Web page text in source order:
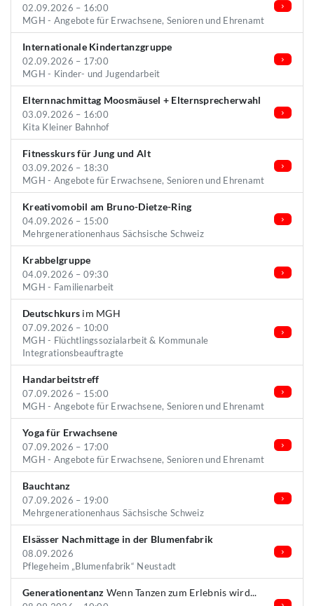
02.09.2026 – 16:00
MGH - Angebote für Erwachsene, Senioren und Ehrenamt
Internationale Kindertanzgruppe
02.09.2026 – 17:00
MGH - Kinder- und Jugendarbeit
Elternnachmittag Moosmäusel + Elternsprecherwahl
03.09.2026 – 16:00
Kita Kleiner Bahnhof
Fitnesskurs für Jung und Alt
03.09.2026 – 18:30
MGH - Angebote für Erwachsene, Senioren und Ehrenamt
Kreativomobil am Bruno-Dietze-Ring
04.09.2026 – 15:00
Mehrgenerationenhaus Sächsische Schweiz
Krabbelgruppe
04.09.2026 – 09:30
MGH - Familienarbeit
Deutschkurs im MGH
07.09.2026 – 10:00
MGH - Flüchtlingssozialarbeit & Kommunale
Integrationsbeauftragte
Handarbeitstreff
07.09.2026 – 15:00
MGH - Angebote für Erwachsene, Senioren und Ehrenamt
Yoga für Erwachsene
07.09.2026 – 17:00
MGH - Angebote für Erwachsene, Senioren und Ehrenamt
Bauchtanz
07.09.2026 – 19:00
Mehrgenerationenhaus Sächsische Schweiz
Elsässer Nachmittage in der Blumenfabrik
08.09.2026
Pflegeheim „Blumenfabrik“ Neustadt
Generationentanz Wenn Tanzen zum Erlebnis wird...